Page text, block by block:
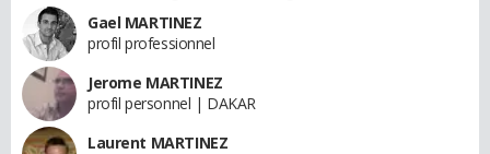
Gael MARTINEZ
profil professionnel
Jerome MARTINEZ
profil personnel | DAKAR
Laurent MARTINEZ